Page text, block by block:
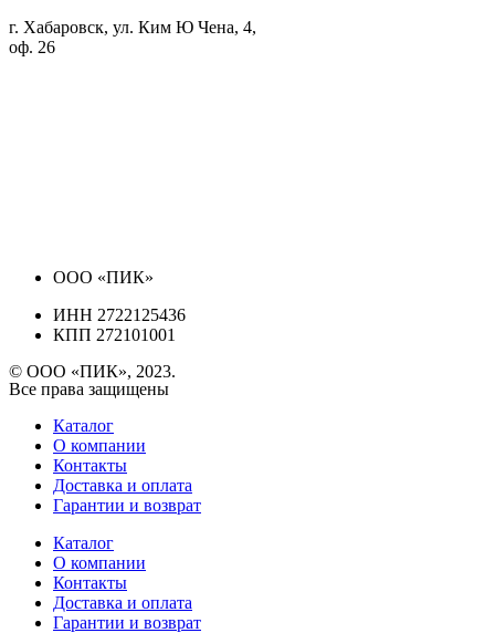
г. Хабаровск, ул. Ким Ю Чена, 4,
оф. 26
ООО «ПИК»
ИНН 2722125436
КПП 272101001
© ООО «ПИК», 2023.
Все права защищены
Каталог
О компании
Контакты
Доставка и оплата
Гарантии и возврат
Каталог
О компании
Контакты
Доставка и оплата
Гарантии и возврат